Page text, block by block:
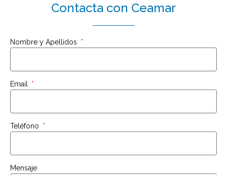
Contacta con Ceamar
Nombre y Apellidos
Email
Teléfono
Mensaje